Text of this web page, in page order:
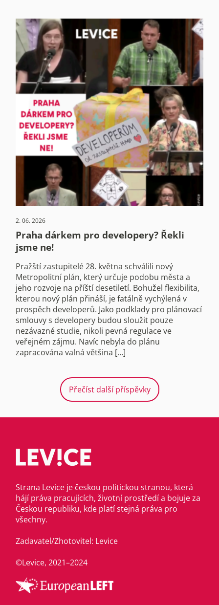
2. 06. 2026
Praha dárkem pro developery? Řekli
jsme ne!
Pražští zastupitelé 28. května schválili nový
Metropolitní plán, který určuje podobu města a
jeho rozvoje na příští desetiletí. Bohužel flexibilita,
kterou nový plán přináší, je fatálně vychýlená v
prospěch developerů. Jako podklady pro plánovací
smlouvy s developery budou sloužit pouze
nezávazné studie, nikoli pevná regulace ve
veřejném zájmu. Navíc nebyla do plánu
zapracována valná většina […]
Přečíst další příspěvky
Strana Levice je českou politickou stranou, která
hájí práva pracujících, životní prostředí a bojuje za
Českou republiku, kde platí stejná práva pro
všechny.
Zadavatel/Zhotovitel: Levice
©Levice, 2021–2024